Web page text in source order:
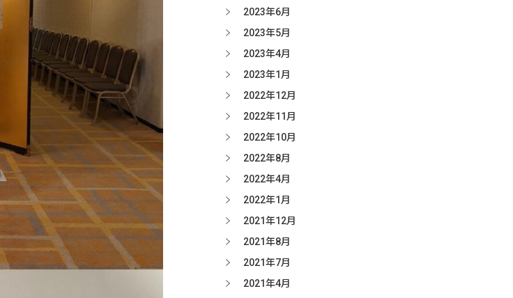
2023年6月
2023年5月
2023年4月
2023年1月
2022年12月
2022年11月
2022年10月
2022年8月
2022年4月
2022年1月
2021年12月
2021年8月
2021年7月
2021年4月